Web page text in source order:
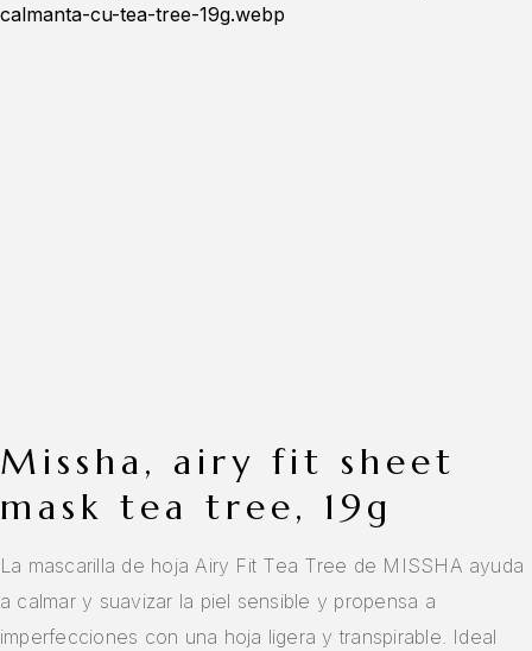
missha, airy fit sheet
mask tea tree, 19g
La mascarilla de hoja Airy Fit Tea Tree de MISSHA ayuda
a calmar y suavizar la piel sensible y propensa a
imperfecciones con una hoja ligera y transpirable. Ideal